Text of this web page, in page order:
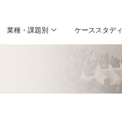
業種・課題別 ケーススタディ